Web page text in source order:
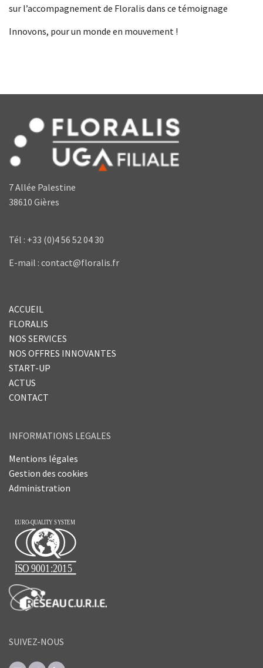
sur l’accompagnement de Floralis dans ce témoignage
Innovons, pour un monde en mouvement !
7 Allée Palestine
38610 Gières
Tél : +33 (0)4 56 52 04 30
E-mail : contact@floralis.fr
ACCUEIL
FLORALIS
NOS SERVICES
NOS OFFRES INNOVANTES
START-UP
ACTUS
CONTACT
INFORMATIONS LEGALES
Mentions légales
Gestion des cookies
Administration
SUIVEZ-NOUS